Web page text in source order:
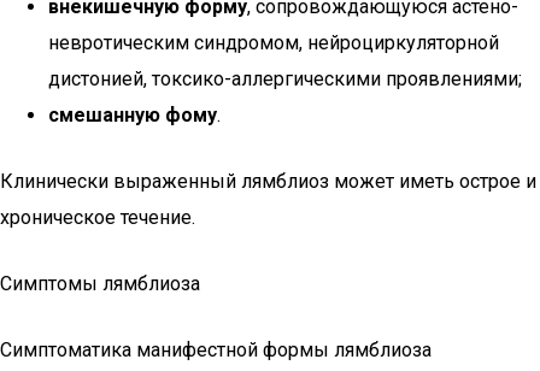
внекишечную форму, сопровождающуюся астено-
невротическим синдромом, нейроциркуляторной
дистонией, токсико-аллергическими проявлениями;
смешанную фому.
Клинически выраженный лямблиоз может иметь острое и
хроническое течение.
Симптомы лямблиоза
Симптоматика манифестной формы лямблиоза